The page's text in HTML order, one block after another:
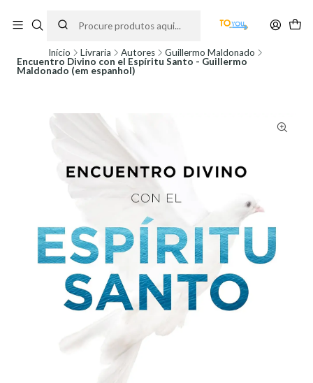
partir do dia 11 de Agosto, às 10H.
Início Livraria Autores
Guillermo Maldonado
Encuentro Divino con el Espíritu Santo - Guillermo
Maldonado (em espanhol)